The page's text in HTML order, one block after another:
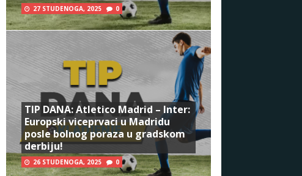
27 STUDENOGA, 2025 0
TIP DANA: Atletico Madrid – Inter:
Europski viceprvaci u Madridu
posle bolnog poraza u gradskom
derbiju!
26 STUDENOGA, 2025 0